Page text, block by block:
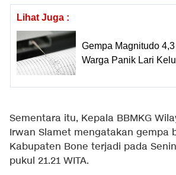
Lihat Juga :
Gempa Magnitudo
Warga Panik Lari
Sementara itu, Kepala BBMKG
Irwan Slamet mengatakan gempa
Kabupaten Bone terjadi pada
pukul 21.21 WITA.